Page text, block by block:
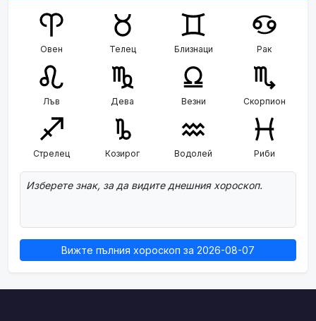
Овен Телец Близнаци Рак
Лъв Дева Везни Скорпион
Стрелец Козирог Водолей Риби
Изберете знак, за да видите днешния хороскоп.
Вижте пълния хороскоп за 2026-08-07